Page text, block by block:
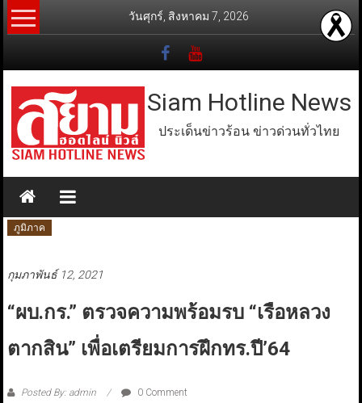
Skip
to
วันศุกร์, สิงหาคม 7, 2026
Siam Hotline News
ประเด็นข่าวร้อน ข่าวด่วนทั่วไทย
ภูมิภาค
กุมภาพันธ์ 12, 2021
“ผบ.กร.” ตรวจความพร้อมรบ “เรือหลวง
ตากสิน” เพื่อเตรียมการฝึกทร.ปี’64
Posted By: admin 0 Comment